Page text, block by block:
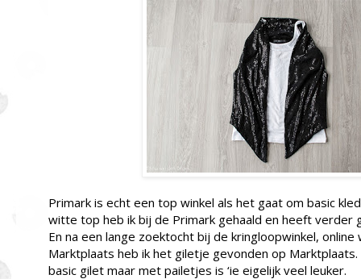
Primark is echt een top winkel als het gaat om basic
witte top heb ik bij de Primark gehaald en heeft verder
En na een lange zoektocht bij de kringloopwinkel,
Marktplaats heb ik het giletje gevonden op
basic gilet maar met pailetjes is ‘ie eigelijk veel leuker.